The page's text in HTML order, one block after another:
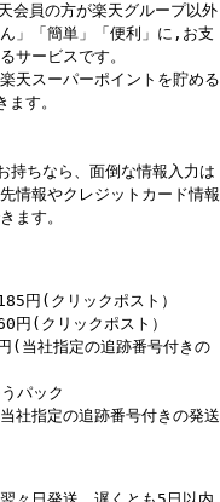
会員の方が楽天グループ以外
」「簡単」「便利」に,お支
サービスです。
天スーパーポイントを貯める
す。
持ちなら、面倒な情報入力は
情報やクレジットカード情報
ます。
円(クリックポスト）
(クリックポスト）
(当社指定の追跡番号付きの
パック
社指定の追跡番号付きの発送